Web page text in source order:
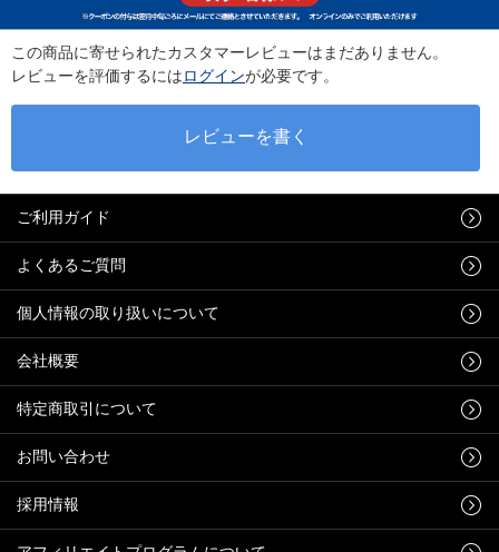
この商品に寄せられたカスタマーレビューはまだありません。
レビューを評価するにはログインが必要です。
ご利用ガイド
よくあるご質問
個人情報の取り扱いについて
会社概要
特定商取引について
お問い合わせ
採用情報